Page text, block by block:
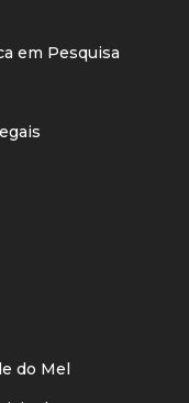
em Pesquisa
do Mel